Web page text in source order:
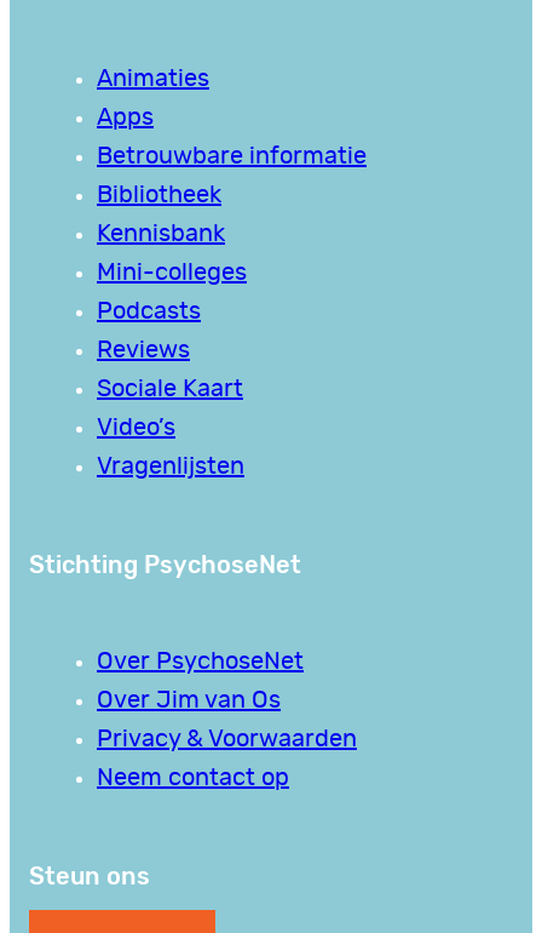
Animaties
Apps
Betrouwbare informatie
Bibliotheek
Kennisbank
Mini-colleges
Podcasts
Reviews
Sociale Kaart
Video’s
Vragenlijsten
Stichting PsychoseNet
Over PsychoseNet
Over Jim van Os
Privacy & Voorwaarden
Neem contact op
Steun ons